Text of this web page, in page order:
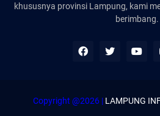
khususnya provinsi Lampung, kami
berimbang.
Copyright @2026 | LAMPUNG